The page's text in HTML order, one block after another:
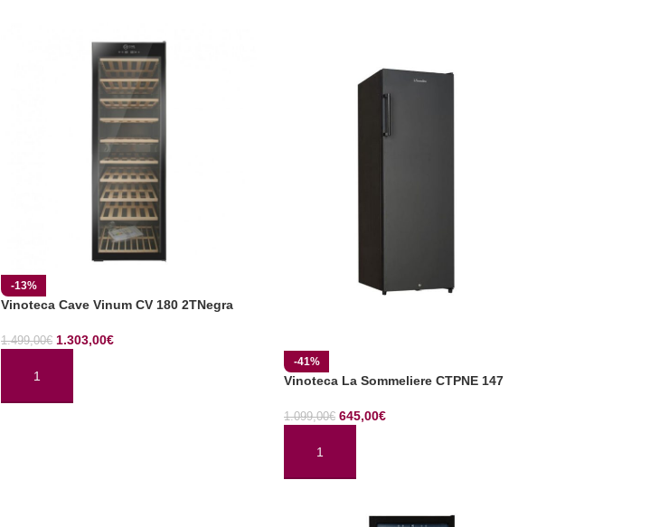
-13%
Vinoteca Cave Vinum CV 180 2TNegra
1.499,00€ 1.303,00€
AÑADIR AL CARRITO
-41%
Vinoteca La Sommeliere CTPNE 147
1.099,00€ 645,00€
AÑADIR AL CARRITO